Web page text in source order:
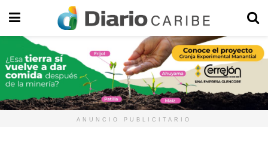
ANUNCIO PUBLICITARIO